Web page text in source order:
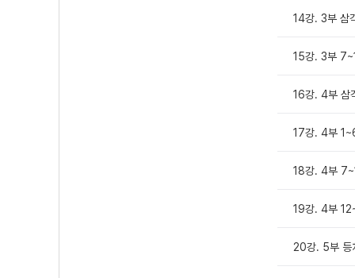
14강. 3부 삼
15강. 3부
16강. 4부 삼
17강. 4부
18강. 4부
19강. 4부
20강. 5부 등